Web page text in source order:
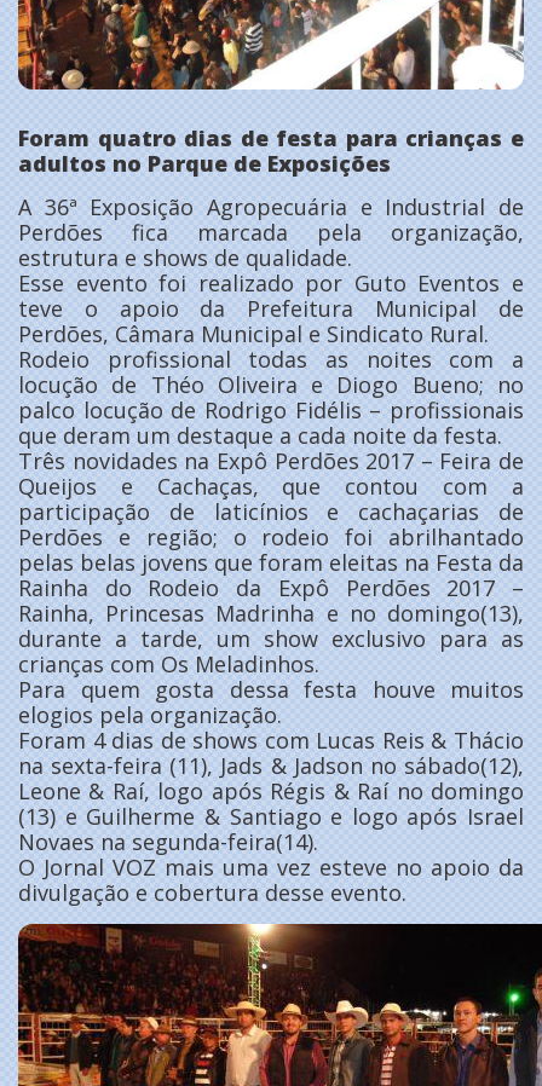
Foram quatro dias de festa para crianças e
adultos no Parque de Exposições
A 36ª Exposição Agropecuária e Industrial de
Perdões fica marcada pela organização,
estrutura e shows de qualidade.
Esse evento foi realizado por Guto Eventos e
teve o apoio da Prefeitura Municipal de
Perdões, Câmara Municipal e Sindicato Rural.
Rodeio profissional todas as noites com a
locução de Théo Oliveira e Diogo Bueno; no
palco locução de Rodrigo Fidélis – profissionais
que deram um destaque a cada noite da festa.
Três novidades na Expô Perdões 2017 – Feira de
Queijos e Cachaças, que contou com a
participação de laticínios e cachaçarias de
Perdões e região; o rodeio foi abrilhantado
pelas belas jovens que foram eleitas na Festa da
Rainha do Rodeio da Expô Perdões 2017 –
Rainha, Princesas Madrinha e no domingo(13),
durante a tarde, um show exclusivo para as
crianças com Os Meladinhos.
Para quem gosta dessa festa houve muitos
elogios pela organização.
Foram 4 dias de shows com Lucas Reis & Thácio
na sexta-feira (11), Jads & Jadson no sábado(12),
Leone & Raí, logo após Régis & Raí no domingo
(13) e Guilherme & Santiago e logo após Israel
Novaes na segunda-feira(14).
O Jornal VOZ mais uma vez esteve no apoio da
divulgação e cobertura desse evento.